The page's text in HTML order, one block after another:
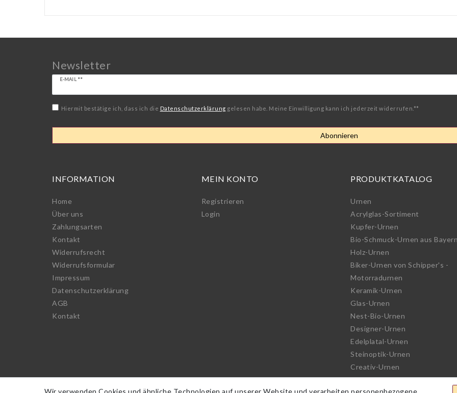
Newsletter
E-MAIL **
Newsletter
Honig
Hiermit bestätige ich, dass ich die Daten­schutz­erklärung gelesen habe. Meine Einwilligung kann ich jederzeit widerrufen.**
Abonnieren
INFORMATION
Home
Über uns
Zahlungsarten
Kontakt
Widerrufs­recht
Widerrufs­formular
Impressum
Daten­schutz­erklärung
AGB
Kontakt
MEIN KONTO
Registrieren
Login
PRODUKTKATALOG
Urnen
Acrylglas-Sortiment
Kupfer-Urnen
Bio-Schmuck-Urnen aus Bayern
Holz-Urnen
Biker-Urnen von Schipper's -
Motorradurnen
Keramik-Urnen
Glas-Urnen
Nest-Bio-Urnen
Designer-Urnen
Edelplatal-Urnen
Steinoptik-Urnen
Creativ-Urnen
See-Urnen
Wir verwenden Cookies und ähnliche Technologien auf unserer Website und verarbeiten personenbezogene